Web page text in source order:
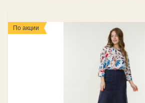
По акции